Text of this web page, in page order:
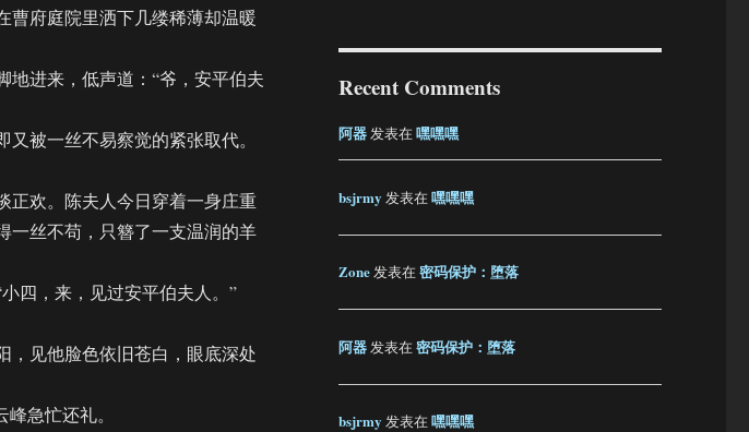
府庭院里洒下几缕稀薄却温暖
进来，低声道：“爷，安平伯夫
被一丝不易察觉的紧张取代。
欢。陈夫人今日穿着一身庄重
一丝不苟，只簪了一支温润的羊
四，来，见过安平伯夫人。”
见他脸色依旧苍白，眼底深处
急忙还礼。
Recent Comments
阿器发表在嘿嘿嘿
bsjrmy 发表在嘿嘿嘿
Zone发表在密码保护：堕落
阿器发表在密码保护：堕落
bsjrmy 发表在嘿嘿嘿